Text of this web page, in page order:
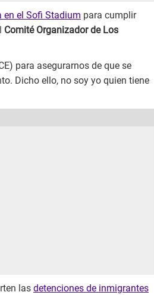
en el Sofi Stadium para cumplir
Comité Organizador de Los
para asegurarnos de que se
Dicho ello, no soy yo quien tiene
las detenciones de inmigrantes